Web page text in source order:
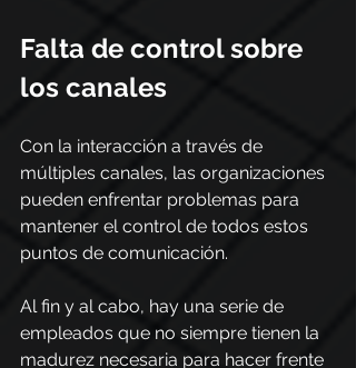
Falta de control sobre
los canales
Con la interacción a través de
múltiples canales, las organizaciones
pueden enfrentar problemas para
mantener el control de todos estos
puntos de comunicación.
Al fin y al cabo, hay una serie de
empleados que no siempre tienen la
madurez necesaria para hacer frente